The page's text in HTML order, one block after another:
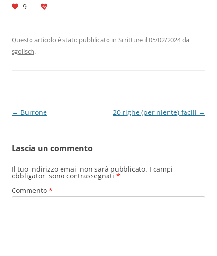
b
o
dI A a vi
9
Questo articolo è stato pubblicato in Scritture il05/02/2024da
sgolisch.
Navigazione
← Burrone 20 righe (per niente) facili →
Lascia un commento
Il tuo indirizzo email non sarà pubblicato. I campi
obbligatori sono contrassegnati *
Commento *